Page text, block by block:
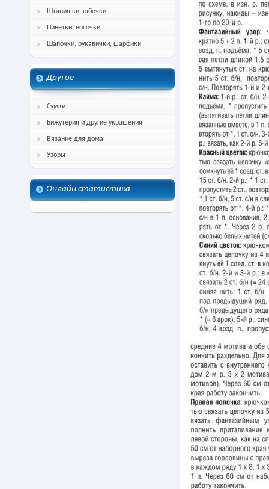
Штанишки, юбочки
Пинетки, носочки
Шапочки, рукавички, шарфики
Другое
Сумки
Бижутерия и другие украшения
Вязание для дома
Узоры
Онлайн статистика